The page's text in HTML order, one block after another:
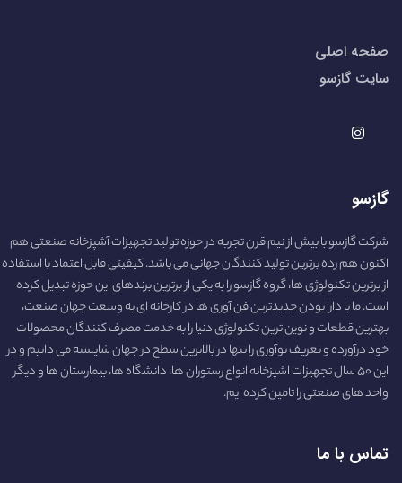
صفحه اصلی
سایت گازسو
گازسو
شرکت گازسو با بیش از نیم قرن تجربه در حوزه تولید تجهیزات آشپزخانه صنعتی هم
اکنون هم رده برترین تولید کنندگان جهانی می باشد. کیفیتی قابل اعتماد با استفاده
از برترین تکنولوژی ها، گروه گازسو را به یکی از برترین برندهای این حوزه تبدیل کرده
است. ما با دارا بودن جدیدترین فن آوری ها در کارخانه ای به وسعت جهان صنعت،
بهترین قطعات و نوین ترین تکنولوژی دنیا را به خدمت مصرف کنندگان محصولات
خود درآورده و تعریف نوآوری را تنها در بالاترین سطح در جهان شایسته می دانیم و در
این ۵۰ سال تجهیزات اشپزخانه انواع رستوران ها، دانشگاه ها، بیمارستان ها و دیگر
واحد های صنعتی را تامین کرده ایم.
تماس با ما